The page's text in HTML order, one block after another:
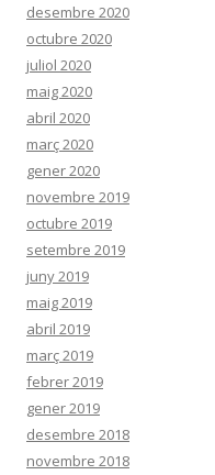
desembre 2020
octubre 2020
juliol 2020
maig 2020
abril 2020
març 2020
gener 2020
novembre 2019
octubre 2019
setembre 2019
juny 2019
maig 2019
abril 2019
març 2019
febrer 2019
gener 2019
desembre 2018
novembre 2018